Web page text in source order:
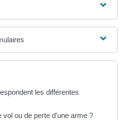
les différentes
vol ou de perte d'une arme ?